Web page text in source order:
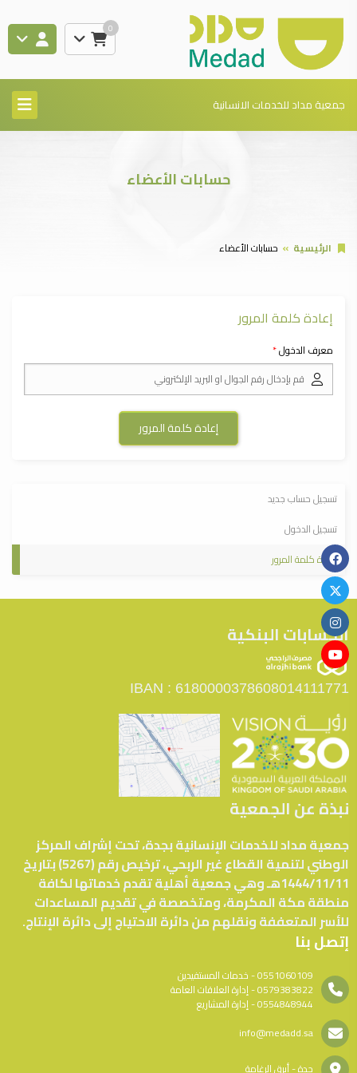
0
جمعية مداد للخدمات الانسانية
حسابات الأعضاء
الرئيسية حسابات الأعضاء
إعادة كلمة المرور
معرف الدخول
تسجيل حساب جديد
تسجيل الدخول
إعادة كلمة المرور
الحسابات البنكية
IBAN : 6180000378608014111771
نبذة عن الجمعية
جمعية مداد للخدمات الإنسانية بجدة، تحت إشراف المركز
الوطني لتنمية القطاع غير الربحي، ترخيص رقم (5267) بتاريخ
1444/11/11هـ وهي جمعية أهلية تقدم خدماتها لكافة
منطقة مكة المكرمة، ومتخصصة في تقديم المساعدات
للأسر المتعففة ونقلهم من دائرة الاحتياج إلى دائرة الإنتاج.
إتصل بنا
0551060109 - خدمات المستفيدين
0579383822 - إدارة العلاقات العامة
0554848944 - إدارة المشاريع
info@medadd.sa
جدة - أبرق الرغامة